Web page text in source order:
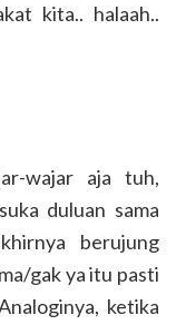
kita.. halaah..
wajar aja tuh,
duluan sama
berujung
gak ya itu pasti
ketika